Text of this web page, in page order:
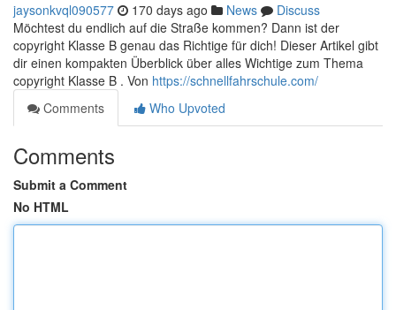
jaysonkvql090577 170 days ago News
Discuss
Möchtest du endlich auf die Straße kommen? Dann ist der
copyright Klasse B genau das Richtige für dich! Dieser Artikel gibt
dir einen kompakten Überblick über alles Wichtige zum Thema
copyright Klasse B . Von https://schnellfahrschule.com/
Comments
Who Upvoted
Comments
Submit a Comment
No HTML